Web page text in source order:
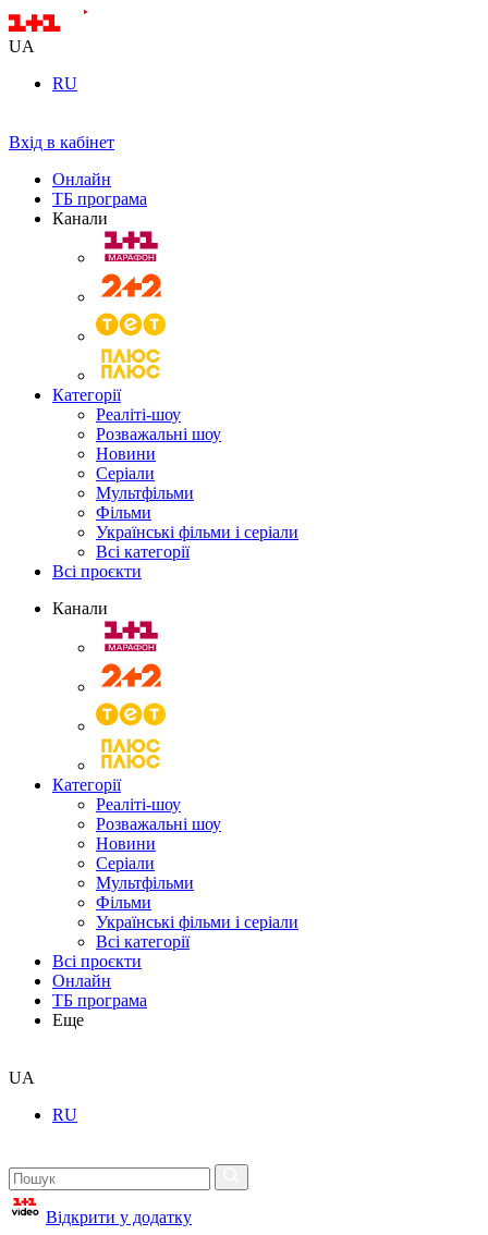
UA
RU
Вхід в кабінет
Онлайн
ТБ програма
Канали
Категорії
Реаліті-шоу
Розважальні шоу
Новини
Серіали
Мультфільми
Фільми
Українські фільми і серіали
Всі категорії
Всі проєкти
Канали
Категорії
Реаліті-шоу
Розважальні шоу
Новини
Серіали
Мультфільми
Фільми
Українські фільми і серіали
Всі категорії
Всі проєкти
Онлайн
ТБ програма
Еще
UA
RU
Відкрити у додатку